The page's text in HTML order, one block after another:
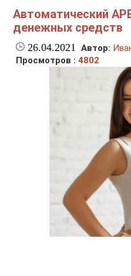
Автоматический
денежных средств
26.04.2021 Автор:
Просмотров :4802